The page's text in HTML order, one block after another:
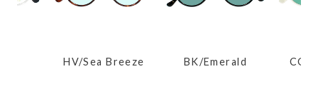
HV/Sea Breeze BK/Emerald